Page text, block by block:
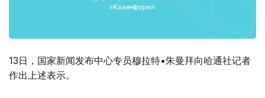
13日，国家新闻发布中心专员穆拉特•朱曼拜向哈通社记者
作出上述表示。